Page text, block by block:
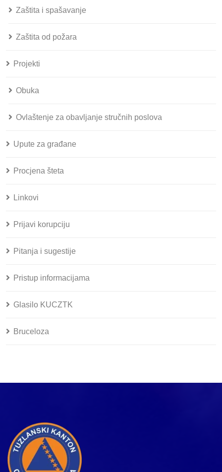
Zaštita i spašavanje
Zaštita od požara
Projekti
Obuka
Ovlaštenje za obavljanje stručnih poslova
Upute za građane
Procjena šteta
Linkovi
Prijavi korupciju
Pitanja i sugestije
Pristup informacijama
Glasilo KUCZTK
Bruceloza